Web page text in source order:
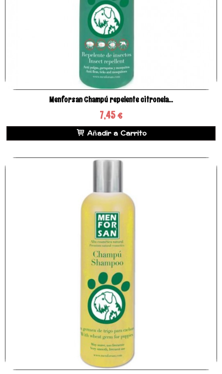
Menforsan Champú repelente citronela...
7,45 €
Añadir a Carrito